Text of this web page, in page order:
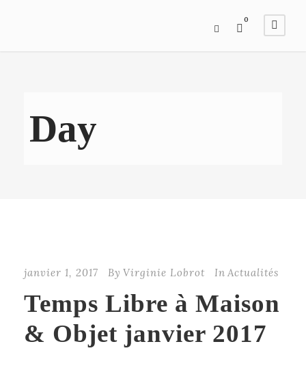
0
Day
janvier 1, 2017 By Virginie Lobrot In Actualités
Temps Libre à Maison
& Objet janvier 2017